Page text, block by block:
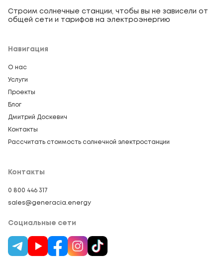
Строим солнечные станции, чтобы вы не зависели от
общей сети и тарифов на электроэнергию
Навигация
О нас
Услуги
Проекты
Блог
Дмитрий Доскевич
Контакты
Рассчитать стоимость солнечной электростанции
Контакты
0 800 446 317
sales@generacia.energy
Социальные сети